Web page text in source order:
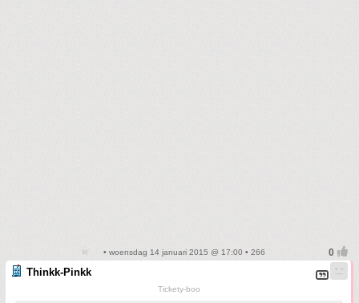
• woensdag 14 januari 2015 @ 17:00 • 266
Thinkk-Pinkk
Tickety-boo